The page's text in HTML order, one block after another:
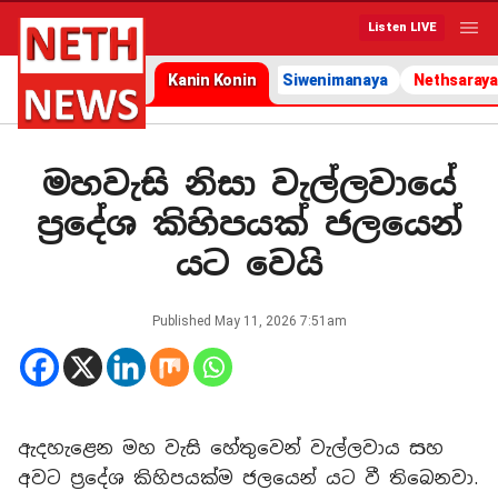
Listen LIVE
Kanin Konin Siwenimanaya Nethsaraya
මහවැසි නිසා වැල්ලවායේ
ප්‍රදේශ කිහිපයක් ජලයෙන්
යට වෙයි
Published May 11, 2026 7:51am
ඇදහැළෙන මහ වැසි හේතුවෙන් වැල්ලවාය සහ
අවට ප්‍රදේශ කිහිපයක්ම ජලයෙන් යට වී තිබෙනවා.